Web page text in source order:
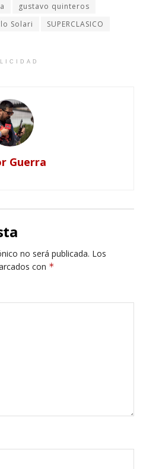
gustavo quinteros
Solari SUPERCLASICO
Guerra
no será publicada. Los
con *